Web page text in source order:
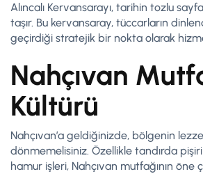
Alıncalı Kervansarayı, tarihin tozlu
taşır. Bu kervansaray, tüccarların
geçirdiği stratejik bir nokta olarak
Nahçıvan
Kültürü
Nahçıvan’a geldiğinizde, bölgenin
dönmemelisiniz. Özellikle tandırda
hamur işleri, Nahçıvan mutfağının öne